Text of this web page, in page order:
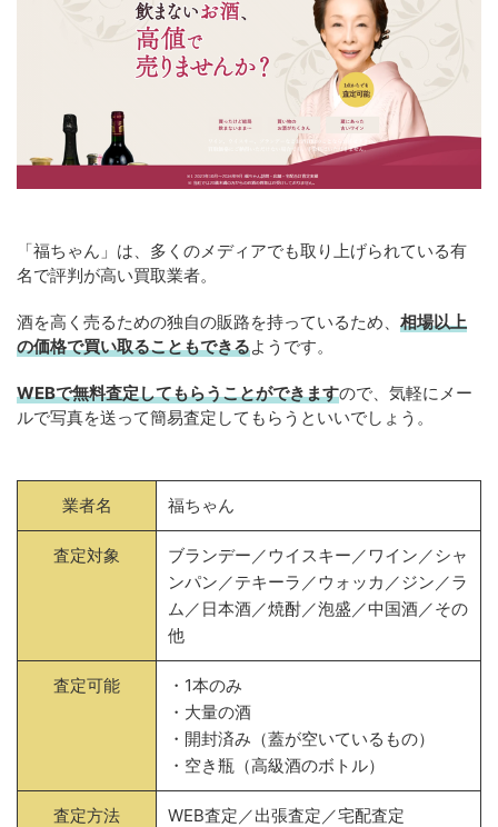
「福ちゃん」は、多くのメディアでも取り上げられている有
名で評判が高い買取業者。
酒を高く売るための独自の販路を持っているため、 相場以上
の価格で買い取ることもできるようです。
WEBで無料査定してもらうことができますので、気軽にメー
ルで写真を送って簡易査定してもらうといいでしょう。
業者名 福ちゃん
査定対象
ブランデー／ウイスキー／ワイン／シャ
ンパン／テキーラ／ウォッカ／ジン／ラ
ム／日本酒／焼酎／泡盛／中国酒／その
他
査定可能
・1本のみ
・大量の酒
・開封済み（蓋が空いているもの）
・空き瓶（高級酒のボトル）
査定方法 WEB査定／出張査定／宅配査定